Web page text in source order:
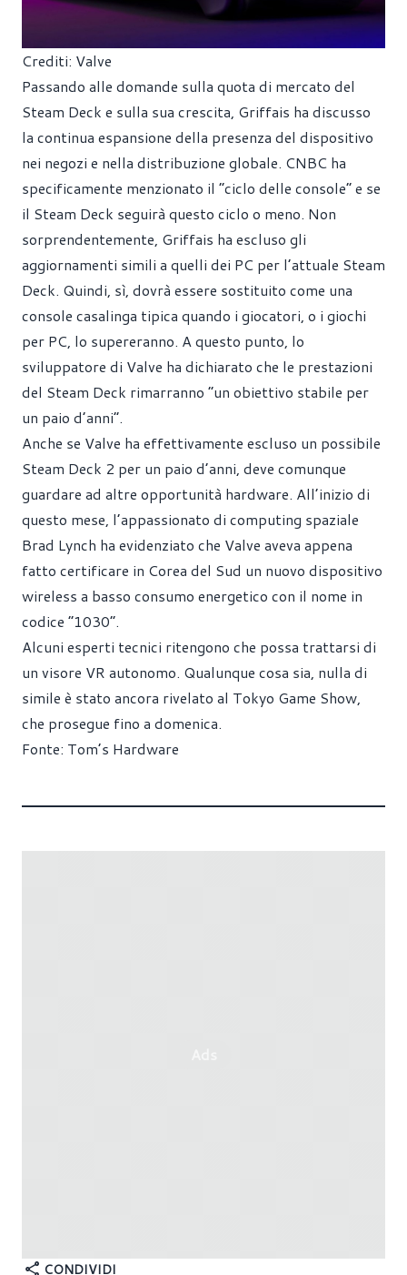
Crediti: Valve
Passando alle domande sulla quota di mercato del
Steam Deck e sulla sua crescita, Griffais ha discusso
la continua espansione della presenza del dispositivo
nei negozi e nella distribuzione globale. CNBC ha
specificamente menzionato il “ciclo delle console” e se
il Steam Deck seguirà questo ciclo o meno. Non
sorprendentemente, Griffais ha escluso gli
aggiornamenti simili a quelli dei PC per l’attuale Steam
Deck. Quindi, sì, dovrà essere sostituito come una
console casalinga tipica quando i giocatori, o i giochi
per PC, lo supereranno. A questo punto, lo
sviluppatore di Valve ha dichiarato che le prestazioni
del Steam Deck rimarranno “un obiettivo stabile per
un paio d’anni”.
Anche se Valve ha effettivamente escluso un possibile
Steam Deck 2 per un paio d’anni, deve comunque
guardare ad altre opportunità hardware. All’inizio di
questo mese, l’appassionato di computing spaziale
Brad Lynch ha evidenziato che Valve aveva appena
fatto certificare in Corea del Sud un nuovo dispositivo
wireless a basso consumo energetico con il nome in
codice “1030”.
Alcuni esperti tecnici ritengono che possa trattarsi di
un visore VR autonomo. Qualunque cosa sia, nulla di
simile è stato ancora rivelato al Tokyo Game Show,
che prosegue fino a domenica.
Fonte: Tom’s Hardware
CONDIVIDI